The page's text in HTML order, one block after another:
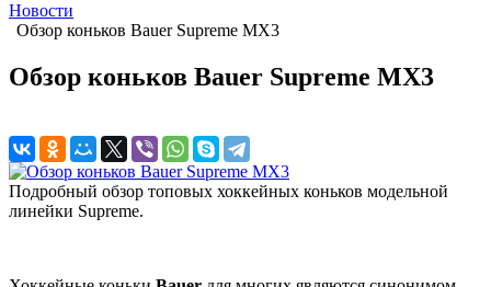
Новости
Обзор коньков Bauer Supreme MX3
Обзор коньков Bauer Supreme MX3
Подробный обзор топовых хоккейных коньков модельной
линейки Supreme.